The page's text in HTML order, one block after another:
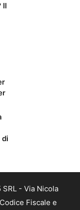
Il
di
- Via Nicola
Fiscale e